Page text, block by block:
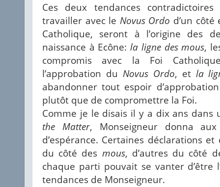
Ces deux tendances
travailler avec le Novus Ordo d’un
Catholique, seront à l’origine des
naissance à Ecône:la ligne des mous,
compromis avec la Foi
l’approbation du Novus Ordo, et la
abandonner tout espoir
plutôt que de compromettre la Foi.
Comme je le disais il y a dix ans
the Matter, Monseigneur donna
d’espérance. Certaines déclarations
du côté des mous, d’autres du côté
chaque parti pouvait se vanter d’être
tendances de Monseigneur.